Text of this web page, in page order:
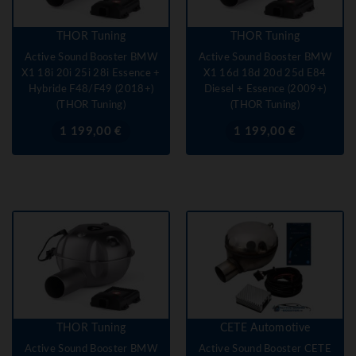
THOR Tuning
Active Sound Booster BMW
X1 18i 20i 25i 28i Essence +
Hybride F48/F49 (2018+)
(THOR Tuning)
Prix1 199,00 €
THOR Tuning
Active Sound Booster BMW
X1 16d 18d 20d 25d E84
Diesel + Essence (2009+)
(THOR Tuning)
Prix1 199,00 €
THOR Tuning
Active Sound Booster BMW
CETE Automotive
Active Sound Booster CETE